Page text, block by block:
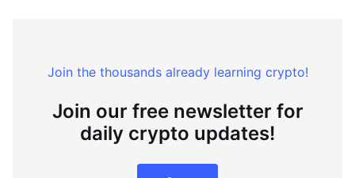
Join the thousands already learning crypto!
Join our free newsletter for
daily crypto updates!